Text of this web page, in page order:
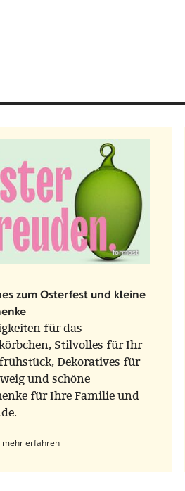
formost
zum Osterfest und kleine
für das
Stilvolles für Ihr
Dekoratives für
und schöne
für Ihre Familie und
mehr erfahren